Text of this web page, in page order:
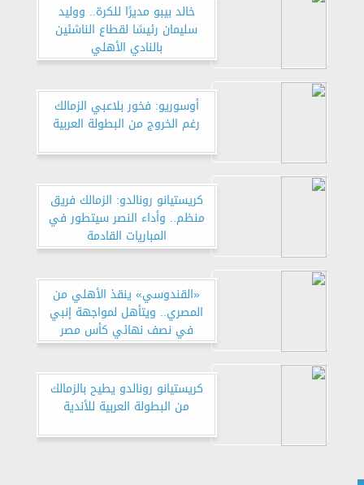
خالد بيبو مديرًا للكرة.. ووليد
سليمان رئيسًا لقطاع الناشئين
بالنادي الأهلي
أوسوريو: فخور بلاعبي الزمالك
رغم الخروج من البطولة العربية
كريستيانو رونالدو: الزمالك فريق
منظم.. وأداء النصر سيتطور في
المباريات القادمة
«القندوسي» ينقذ الأهلي من
المصري.. ويتأهل لمواجهة إنبي
في نصف نهائي كأس مصر
كريستيانو رونالدو يطيح بالزمالك
من البطولة العربية للأندية